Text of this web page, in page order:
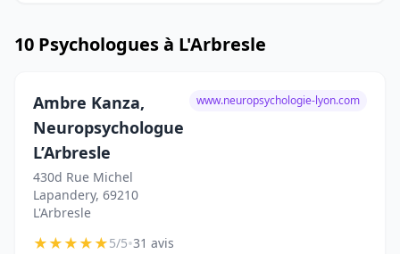
10 Psychologues à L'Arbresle
Ambre Kanza,
Neuropsychologue
L’Arbresle
430d Rue Michel
Lapandery, 69210
L'Arbresle
www.neuropsychologie-lyon.com
★★★★★5/5•31 avis